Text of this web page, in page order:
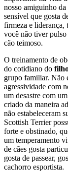
nosso amiguinho
sensível que gosta
firmeza e liderança,
você não tiver
cão teimoso.
O treinamento de
do cotidiano do
grupo familiar. Não
agressividade com
um desastre com
criado da maneira
não estabeleceram
Scottish Terrier
forte e obstinado,
um temperamento
de cães gosta
gosta de passear,
cachorro esportista.